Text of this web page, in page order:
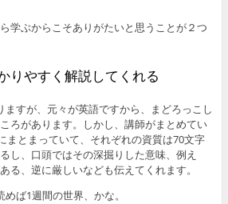
学ぶからこそありがたいと思うことが２つ
りやすく解説してくれる
すが、元々が英語ですから、まどろっこし
ろがあります。しかし、講師がまとめてい
まとまっていて、それぞれの資質は70文字
し、口頭ではその深掘りした意味、例え
る、逆に厳しいなども伝えてくれます。
ば1週間の世界、かな。